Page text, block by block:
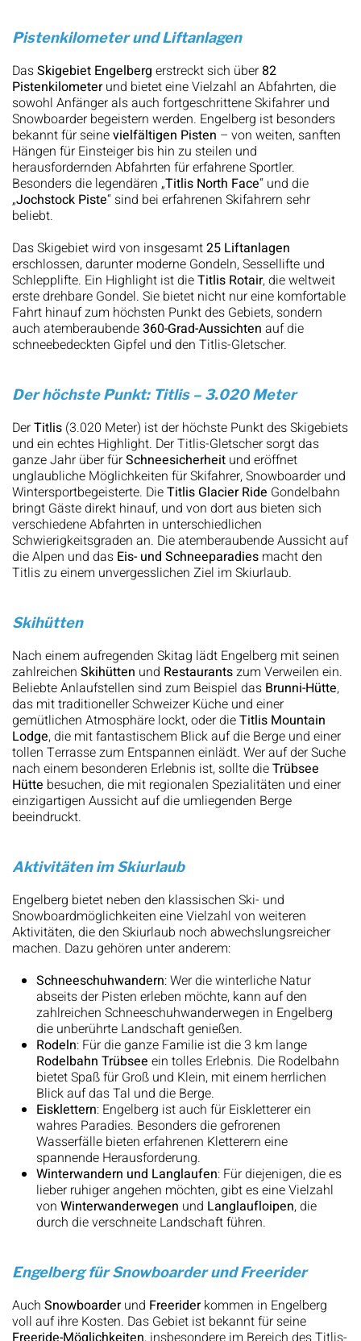
Pistenkilometer und Liftanlagen
DasSkigebiet Engelberg erstreckt sich über 82
Pistenkilometerund bietet eine Vielzahl an Abfahrten, die
sowohl Anfänger als auch fortgeschrittene Skifahrer und
Snowboarder begeistern werden. Engelberg ist besonders
bekannt für seinevielfältigen Pisten – von weiten, sanften
Hängen für Einsteiger bis hin zu steilen und
herausfordernden Abfahrten für erfahrene Sportler.
Besonders die legendären „Titlis North Face“ und die
„Jochstock Piste“ sind bei erfahrenen Skifahrern sehr
beliebt.
Das Skigebiet wird von insgesamt25 Liftanlagen
erschlossen, darunter moderne Gondeln, Sessellifte und
Schlepplifte. Ein Highlight ist dieTitlis Rotair, die weltweit
erste drehbare Gondel. Sie bietet nicht nur eine komfortable
Fahrt hinauf zum höchsten Punkt des Gebiets, sondern
auch atemberaubende360-Grad-Aussichten auf die
schneebedeckten Gipfel und den Titlis-Gletscher.
Der höchste Punkt: Titlis – 3.020 Meter
DerTitlis (3.020 Meter) ist der höchste Punkt des Skigebiets
und ein echtes Highlight. Der Titlis-Gletscher sorgt das
ganze Jahr über fürSchneesicherheit und eröffnet
unglaubliche Möglichkeiten für Skifahrer, Snowboarder und
Wintersportbegeisterte. DieTitlis Glacier Ride Gondelbahn
bringt Gäste direkt hinauf, und von dort aus bieten sich
verschiedene Abfahrten in unterschiedlichen
Schwierigkeitsgraden an. Die atemberaubende Aussicht auf
die Alpen und das Eis- und Schneeparadies macht den
Titlis zu einem unvergesslichen Ziel im Skiurlaub.
Skihütten
Nach einem aufregenden Skitag lädt Engelberg mit seinen
zahlreichen Skihütten und Restaurantszum Verweilen ein.
Beliebte Anlaufstellen sind zum Beispiel das Brunni-Hütte,
das mit traditioneller Schweizer Küche und einer
gemütlichen Atmosphäre lockt, oder dieTitlis Mountain
Lodge, die mit fantastischem Blick auf die Berge und einer
tollen Terrasse zum Entspannen einlädt. Wer auf der Suche
nach einem besonderen Erlebnis ist, sollte dieTrübsee
Hütte besuchen, die mit regionalen Spezialitäten und einer
einzigartigen Aussicht auf die umliegenden Berge
beeindruckt.
Aktivitäten im Skiurlaub
Engelberg bietet neben den klassischen Ski- und
Snowboardmöglichkeiten eine Vielzahl von weiteren
Aktivitäten, die den Skiurlaub noch abwechslungsreicher
machen. Dazu gehören unter anderem:
Schneeschuhwandern: Wer die winterliche Natur
abseits der Pisten erleben möchte, kann auf den
zahlreichen Schneeschuhwanderwegen in Engelberg
die unberührte Landschaft genießen.
Rodeln: Für die ganze Familie ist die 3 km lange
Rodelbahn Trübsee ein tolles Erlebnis. Die Rodelbahn
bietet Spaß für Groß und Klein, mit einem herrlichen
Blick auf das Tal und die Berge.
Eisklettern: Engelberg ist auch für Eiskletterer ein
wahres Paradies. Besonders die gefrorenen
Wasserfälle bieten erfahrenen Kletterern eine
spannende Herausforderung.
Winterwandern und Langlaufen: Für diejenigen, die es
lieber ruhiger angehen möchten, gibt es eine Vielzahl
von Winterwanderwegen und Langlaufloipen, die
durch die verschneite Landschaft führen.
Engelberg für Snowboarder und Freerider
Auch Snowboarderund Freeriderkommen in Engelberg
voll auf ihre Kosten. Das Gebiet ist bekannt für seine